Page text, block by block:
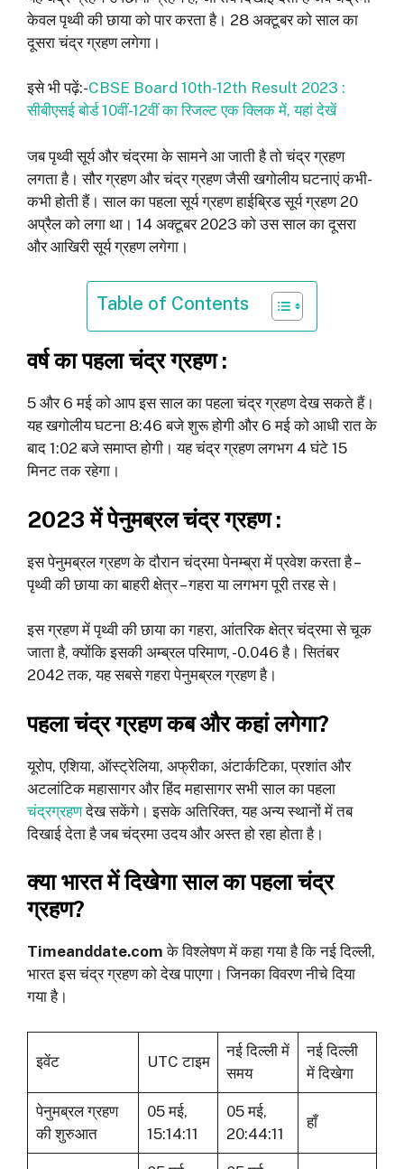
केवल पृथ्वी की छाया को पार करता है। 28 अक्टूबर को साल का
दूसरा चंद्र ग्रहण लगेगा।
इसे भी पढ़ें:-CBSE Board 10th-12th Result 2023 :
सीबीएसई बोर्ड 10वीं-12वीं का रिजल्ट एक क्लिक में, यहां देखें
जब पृथ्वी सूर्य और चंद्रमा के सामने आ जाती है तो चंद्र ग्रहण
लगता है। सौर ग्रहण और चंद्र ग्रहण जैसी खगोलीय घटनाएं कभी-
कभी होती हैं। साल का पहला सूर्य ग्रहण हाईब्रिड सूर्य ग्रहण 20
अप्रैल को लगा था। 14 अक्टूबर 2023 को उस साल का दूसरा
और आखिरी सूर्य ग्रहण लगेगा।
Table of Contents
वर्ष का पहला चंद्र ग्रहण :
5 और 6 मई को आप इस साल का पहला चंद्र ग्रहण देख सकते हैं।
यह खगोलीय घटना 8:46 बजे शुरू होगी और 6 मई को आधी रात के
बाद 1:02 बजे समाप्त होगी। यह चंद्र ग्रहण लगभग 4 घंटे 15
मिनट तक रहेगा।
2023 में पेनुमब्रल चंद्र ग्रहण :
इस पेनुमब्रल ग्रहण के दौरान चंद्रमा पेनम्ब्रा में प्रवेश करता है –
पृथ्वी की छाया का बाहरी क्षेत्र – गहरा या लगभग पूरी तरह से।
इस ग्रहण में पृथ्वी की छाया का गहरा, आंतरिक क्षेत्र चंद्रमा से चूक
जाता है, क्योंकि इसकी अम्ब्रल परिमाण, -0.046 है। सितंबर
2042 तक, यह सबसे गहरा पेनुमब्रल ग्रहण है।
पहला चंद्र ग्रहण कब और कहां लगेगा?
यूरोप, एशिया, ऑस्ट्रेलिया, अफ्रीका, अंटार्कटिका, प्रशांत और
अटलांटिक महासागर और हिंद महासागर सभी साल का पहला
चंद्रग्रहणदेख सकेंगे। इसके अतिरिक्त, यह अन्य स्थानों में तब
दिखाई देता है जब चंद्रमा उदय और अस्त हो रहा होता है।
क्या भारत में दिखेगा साल का पहला चंद्र
ग्रहण?
Timeanddate.com के विश्लेषण में कहा गया है कि नई दिल्ली,
भारत इस चंद्र ग्रहण को देख पाएगा। जिनका विवरण नीचे दिया
गया है।
इवेंट UTC टाइम
नई दिल्‍ली में
समय
नई दिल्‍ली
में दिखेगा
पेनुमब्रल ग्रहण
की शुरुआत
05 मई,
15:14:11
05 मई,
20:44:11
हाँ